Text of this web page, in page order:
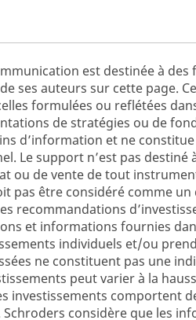
est destinée à des
ses auteurs sur cette page.
formulées ou reflétées
de stratégies ou de
d’information et ne
Le support n’est pas destiné
ou de vente de tout
pas être considéré comme un
recommandations
et informations fournies
individuels et/ou
ne constituent pas une
peut varier à la
investissements comportent
considère que les